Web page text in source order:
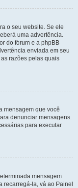
o seu website. Se ele
uma advertência.
do fórum e a phpBB
enviada em seu
razões pelas quais
mensagem que você
denunciar mensagens.
para executar
mensagem
recarregá-la, vá ao Painel